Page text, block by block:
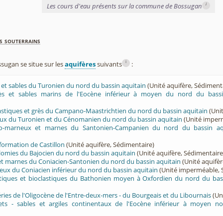
Les cours d'eau présents sur la commune de Bossugan i
souterrains
se situe sur lesaquifèressuivants i :
et sables du Turonien du nord du bassin aquitain (Unité aquifère,
et sables marins de l'Eocène inférieur à moyen du nord du
et grès du Campano-Maastrichtien du nord du bassin aquitain
du Turonien et du Cénomanien du nord du bassin aquitain (Unité
marneux et marnes du Santonien-Campanien du nord du bassin
de Castillon (Unité aquifère, Sédimentaire)
du Bajocien du nord du bassin aquitain (Unité aquifère,
marnes du Coniacien-Santonien du nord du bassin aquitain (Unité
du Coniacien inférieur du nord du bassin aquitain (Unité imperméable,
et bioclastiques du Bathonien moyen à Oxfordien du nord du
de l'Oligocène de l'Entre-deux-mers - du Bourgeais et du Libournais
- sables et argiles continentaux de l'Eocène inférieur à moyen